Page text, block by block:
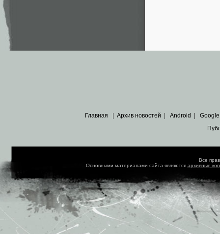
Главная Архив новостей Android Google
Все
Основными материалами сайта являются архивные